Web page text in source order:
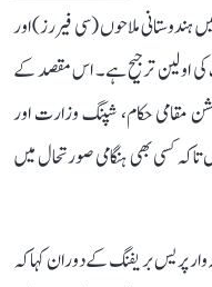
ہندوستانی ملاحوں (سی فیررز) اور
اولین ترجیح ہے۔ اس مقصد کے
مقامی حکام، شپنگ وزارت اور
کسی بھی ہنگامی صورتحال میں
پریس بریفنگ کے دوران کہا کہ